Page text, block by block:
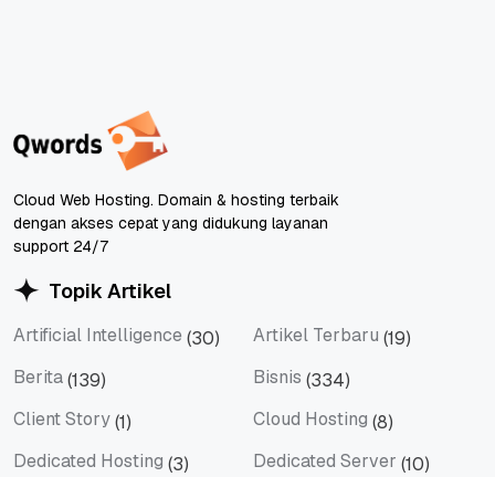
Cloud Web Hosting. Domain & hosting terbaik
dengan akses cepat yang didukung layanan
support 24/7
Topik Artikel
Artificial Intelligence (30) Artikel Terbaru (19)
Berita(139) Bisnis (334)
Client Story(1) Cloud Hosting (8)
Dedicated Hosting (3) Dedicated Server (10)